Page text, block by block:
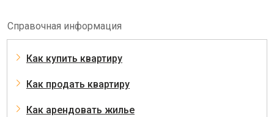
Справочная информация
Как купить квартиру
Как продать квартиру
Как арендовать жилье